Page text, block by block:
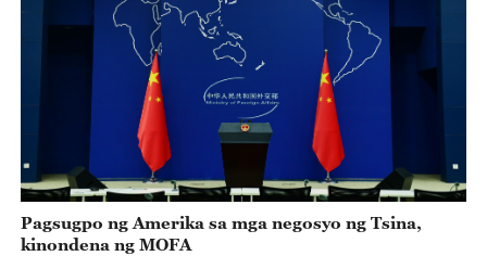
Pagsugpo ng Amerika sa mga negosyo ng Tsina,
kinondena ng MOFA